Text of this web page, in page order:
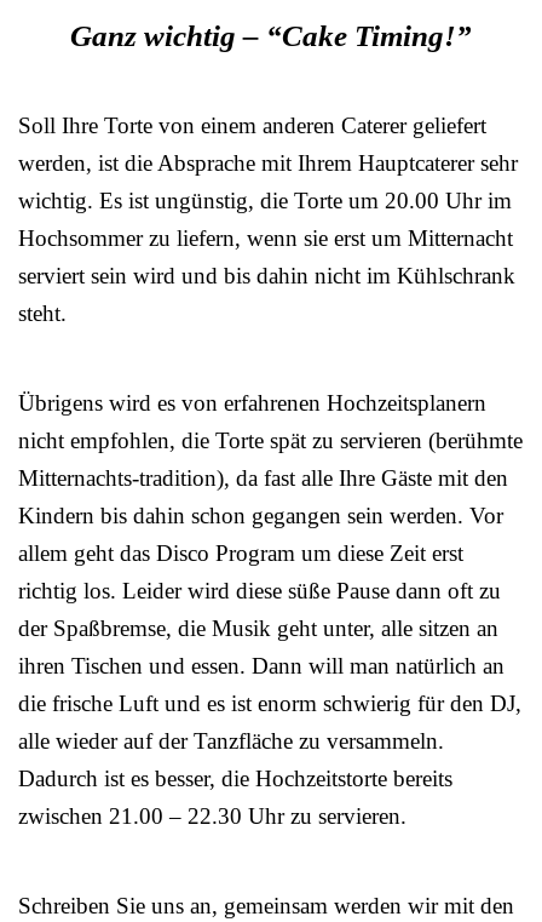
Ganz wichtig – “Cake Timing!”
Soll Ihre Torte von einem anderen Caterer geliefert
werden, ist die Absprache mit Ihrem Hauptcaterer sehr
wichtig. Es ist ungünstig, die Torte um 20.00 Uhr im
Hochsommer zu liefern, wenn sie erst um Mitternacht
serviert sein wird und bis dahin nicht im Kühlschrank
steht.
Übrigens wird es von erfahrenen Hochzeitsplanern
nicht empfohlen, die Torte spät zu servieren (berühmte
Mitternachts-tradition), da fast alle Ihre Gäste mit den
Kindern bis dahin schon gegangen sein werden. Vor
allem geht das Disco Program um diese Zeit erst
richtig los. Leider wird diese süße Pause dann oft zu
der Spaßbremse, die Musik geht unter, alle sitzen an
ihren Tischen und essen. Dann will man natürlich an
die frische Luft und es ist enorm schwierig für den DJ,
alle wieder auf der Tanzfläche zu versammeln.
Dadurch ist es besser, die Hochzeitstorte bereits
zwischen 21.00 – 22.30 Uhr zu servieren.
Schreiben Sie uns an, gemeinsam werden wir mit den